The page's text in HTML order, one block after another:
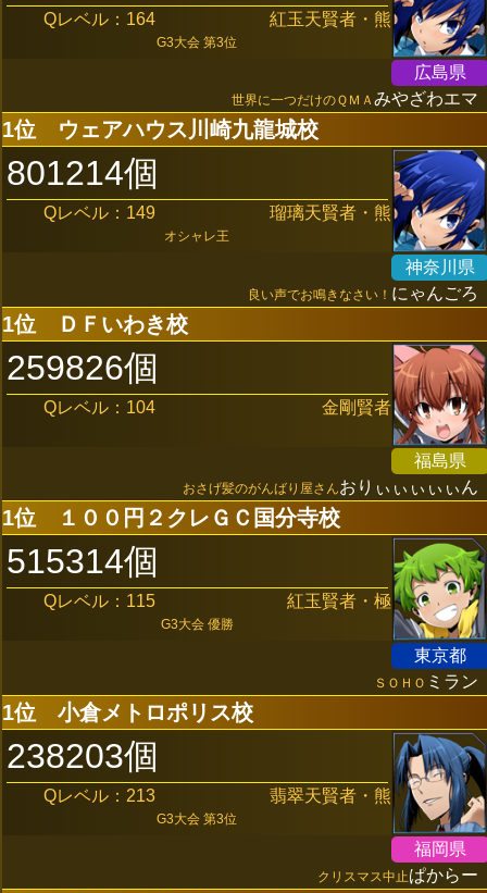
Qレベル：164 紅玉天賢者・熊
G3大会 第3位
広島県
世界に一つだけのＱＭＡ みやざわエマ
1位 ウェアハウス川崎九龍城校
801214個
Qレベル：149 瑠璃天賢者・熊
オシャレ王
神奈川県
良い声でお鳴きなさい！ にゃんごろ
1位 ＤＦいわき校
259826個
Qレベル：104 金剛賢者
福島県
おさげ髪のがんばり屋さんおりぃぃぃぃぃん
1位 １００円２クレＧＣ国分寺校
515314個
Qレベル：115 紅玉賢者・極
G3大会 優勝
東京都
ＳＯＨＯ ミラン
1位 小倉メトロポリス校
238203個
Qレベル：213 翡翠天賢者・熊
G3大会 第3位
福岡県
クリスマス中止ぱからー